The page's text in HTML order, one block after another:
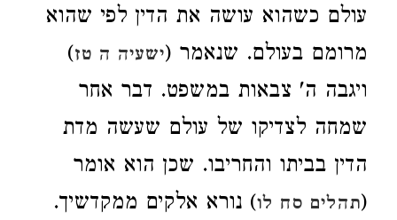
עולם כשהוא עושה את הדין לפי שהוא
מרומם בעולם. שנאמר (ישעיה ה טז)
ויגבה ה' צבאות במשפט. דבר אחר
שמחה לצדיקו של עולם שעשה מדת
הדין בביתו והחריבו. שכן הוא אומר
(תהלים סח לו) נורא אלקים ממקדשיך.